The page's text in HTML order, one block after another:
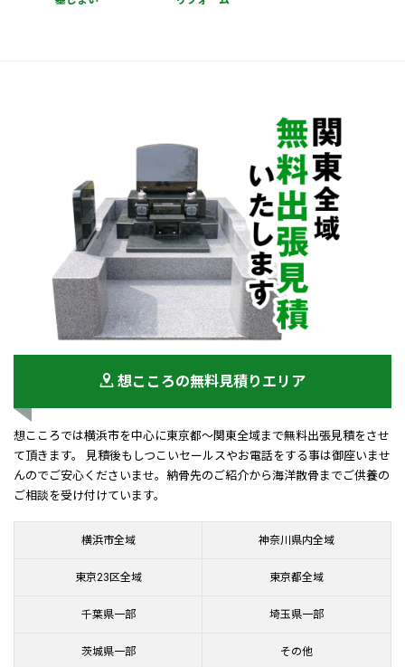
想こころの無料見積りエリア
想こころでは横浜市を中心に東京都～関東全域まで無料出張見積をさせ
て頂きます。 見積後もしつこいセールスやお電話をする事は御座いませ
んのでご安心くださいませ。納骨先のご紹介から海洋散骨までご供養の
ご相談を受け付けています。
横浜市全域 神奈川県内全域
東京23区全域 東京都全域
千葉県一部 埼玉県一部
茨城県一部 その他